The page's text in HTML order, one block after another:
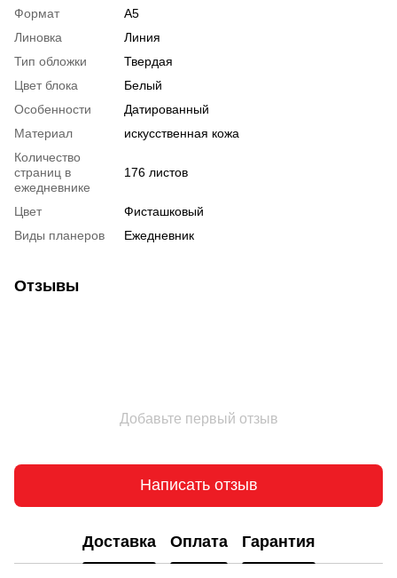
Формат
А5
Линовка
Линия
Тип обложки
Твердая
Цвет блока
Белый
Особенности
Датированный
Материал
искусственная кожа
Количество
страниц в
ежедневнике
176 листов
Цвет
Фисташковый
Виды планеров
Ежедневник
Отзывы
Добавьте первый отзыв
Написать отзыв
Доставка Оплата Гарантия